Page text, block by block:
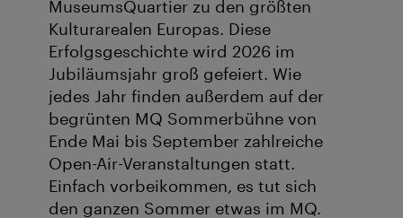
MuseumsQuartier zu den größten
Kulturarealen Europas. Diese
Erfolgsgeschichte wird 2026 im
Jubiläumsjahr groß gefeiert. Wie
jedes Jahr finden außerdem auf der
begrünten MQ Sommerbühne von
Ende Mai bis September zahlreiche
Open-Air-Veranstaltungen statt.
Einfach vorbeikommen, es tut sich
den ganzen Sommer etwas im MQ.